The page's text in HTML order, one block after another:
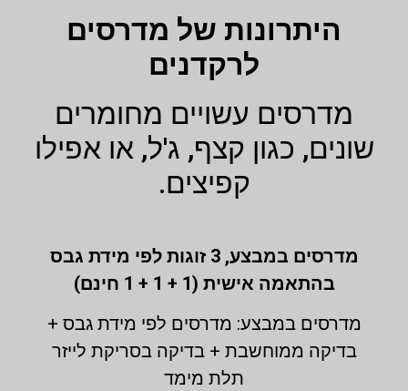
היתרונות של מדרסים
לרקדנים
מדרסים עשויים מחומרים
שונים, כגון קצף, ג'ל, או אפילו
קפיצים.
מדרסים במבצע,
3 זוגות לפי מידת גבס
בהתאמה אישית (1 + 1 + 1 חינם)
מדרסים במבצע: מדרסים לפי מידת גבס +
בדיקה ממוחשבת + בדיקה בסריקת לייזר
תלת מימד